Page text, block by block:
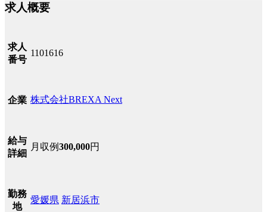
求人概要
求人
番号
1101616
企業 株式会社BREXA Next
給与
詳細
月収例300,000円
勤務
地
愛媛県 新居浜市